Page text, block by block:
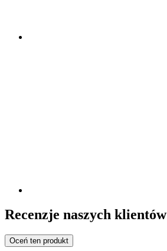
Recenzje naszych klientów
Oceń ten produkt